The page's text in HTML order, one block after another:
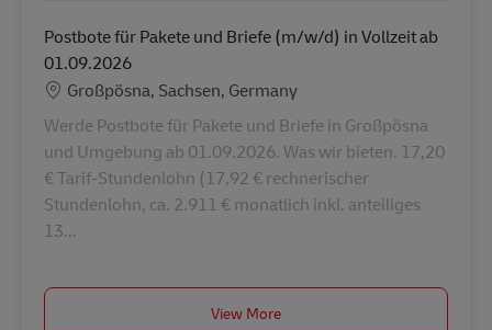
Postbote für Pakete und Briefe (m/w/d) in Vollzeit ab
01.09.2026
Lokalizacja
Großpösna, Sachsen, Germany
Werde Postbote für Pakete und Briefe in Großpösna
und Umgebung ab 01.09.2026. Was wir bieten. 17,20
€ Tarif-Stundenlohn (17,92 € rechnerischer
Stundenlohn, ca. 2.911 € monatlich inkl. anteiliges
13...
View More